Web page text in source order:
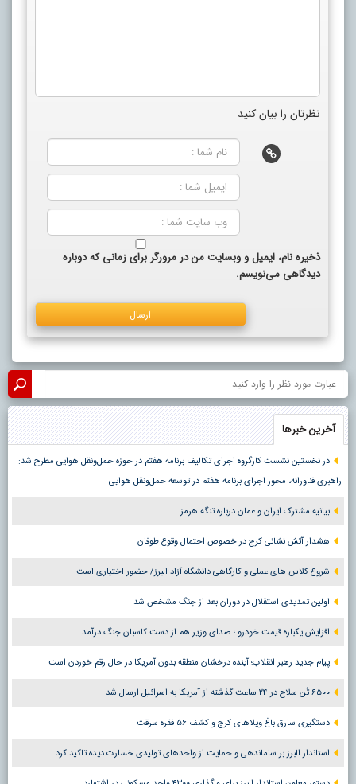
نظرتان را بیان کنید
ذخیره نام، ایمیل و وبسایت من در مرورگر برای زمانی که دوباره
دیدگاهی می‌نویسم.
آخرین خبرها
در نخستین نشست کارگروه اجرای تکالیف برنامه هفتم در حوزه حمل‌ونقل هوایی مطرح شد:
راهبری فناورانه، محور اجرای برنامه هفتم در توسعه حمل‌ونقل هوایی
بیانیه مشترک ایران و عمان درباره تنگه هرمز
هشدار آتش نشانی کرج در خصوص احتمال وقوع طوفان
شروع کلاس های عملی و کارگاهی دانشگاه آزاد البرز/ حضور اختیاری است
اولین تمدیدی استقلال در دوران بعد از جنگ مشخص شد
افزایش یکباره قیمت خودرو ؛ صدای وزیر هم از دست کاسبان جنگ درآمد
پیام جدید رهبر انقلاب؛ آینده درخشان منطقه بدون آمریکا در حال رقم خوردن است
۶۵۰۰ تُن سلاح در ۲۴ ساعت گذشته از آمریکا به اسرائیل ارسال شد
دستگیری سارق باغ ویلاهای کرج و کشف ۵۶ فقره سرقت
استاندار البرز بر ساماندهی و حمایت از واحدهای تولیدی خسارت دیده تاکید کرد